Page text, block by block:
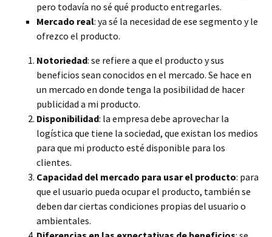
pero todavía no sé qué producto entregarles.
Mercado real: ya sé la necesidad de ese segmento y le
ofrezco el producto.
Notoriedad: se refiere a que el producto y sus
beneficios sean conocidos en el mercado. Se hace en
un mercado en donde tenga la posibilidad de hacer
publicidad a mi producto.
Disponibilidad: la empresa debe aprovechar la
logística que tiene la sociedad, que existan los medios
para que mi producto esté disponible para los
clientes.
Capacidad del mercado para usar el producto: para
que el usuario pueda ocupar el producto, también se
deben dar ciertas condiciones propias del usuario o
ambientales.